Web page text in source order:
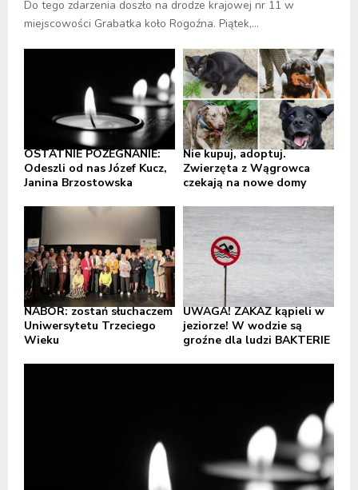
Do tego zdarzenia doszło na drodze krajowej nr 11 w
miejscowości Grabatka koło Rogoźna. Piątek,...
OSTATNIE POŻEGNANIE:
Odeszli od nas Józef Kucz,
Janina Brzostowska
Nie kupuj, adoptuj.
Zwierzęta z Wągrowca
czekają na nowe domy
NABÓR: zostań słuchaczem
Uniwersytetu Trzeciego
Wieku
UWAGA! ZAKAZ kąpieli w
jeziorze! W wodzie są
groźne dla ludzi BAKTERIE